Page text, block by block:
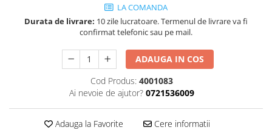
Rotile mobilier
Scule si unelte
Cosuri Jolly si coloane
LA COMANDA
Durata de livrare: 10 zile lucratoare. Termenul de livrare va fi
confirmat telefonic sau pe mail.
ADAUGA IN COS
Cod Produs: 4001083
Ai nevoie de ajutor? 0721536009
Adauga la Favorite Cere informatii